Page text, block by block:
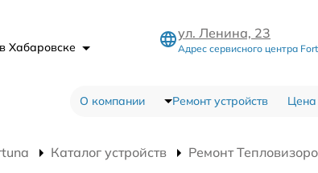
в Хабаровске
ул. Ленина, 23
Адрес сервисного центра
О компании Ремонт устройств Цена
Каталог устройств Ремонт